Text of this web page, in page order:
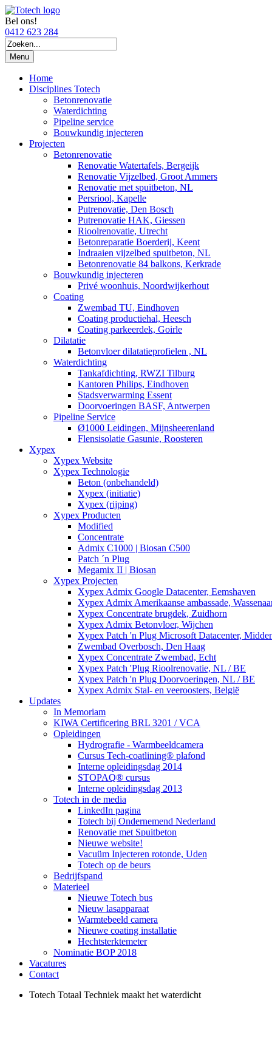
Bel ons!
0412 623 284
Menu
Home
Disciplines Totech
Betonrenovatie
Waterdichting
Pipeline service
Bouwkundig injecteren
Projecten
Betonrenovatie
Renovatie Watertafels, Bergeijk
Renovatie Vijzelbed, Groot Ammers
Renovatie met spuitbeton, NL
Persriool, Kapelle
Putrenovatie, Den Bosch
Putrenovatie HAK, Giessen
Rioolrenovatie, Utrecht
Betonreparatie Boerderij, Keent
Indraaien vijzelbed spuitbeton, NL
Betonrenovatie 84 balkons, Kerkrade
Bouwkundig injecteren
Privé woonhuis, Noordwijkerhout
Coating
Zwembad TU, Eindhoven
Coating productiehal, Heesch
Coating parkeerdek, Goirle
Dilatatie
Betonvloer dilatatieprofielen , NL
Waterdichting
Tankafdichting, RWZI Tilburg
Kantoren Philips, Eindhoven
Stadsverwarming Essent
Doorvoeringen BASF, Antwerpen
Pipeline Service
Ø1000 Leidingen, Mijnsheerenland
Flensisolatie Gasunie, Roosteren
Xypex
Xypex Website
Xypex Technologie
Beton (onbehandeld)
Xypex (initiatie)
Xypex (rijping)
Xypex Producten
Modified
Concentrate
Admix C1000 | Biosan C500
Patch ´n Plug
Megamix II | Biosan
Xypex Projecten
Xypex Admix Google Datacenter, Eemshaven
Xypex Admix Amerikaanse ambassade,
Xypex Concentrate brugdek, Zuidhorn
Xypex Admix Betonvloer, Wijchen
Xypex Patch 'n Plug Microsoft Datacenter,
Zwembad Overbosch, Den Haag
Xypex Concentrate Zwembad, Echt
Xypex Patch 'Plug Rioolrenovatie, NL / BE
Xypex Patch 'n Plug Doorvoeringen, NL / BE
Xypex Admix Stal- en veeroosters, België
Updates
In Memoriam
KIWA Certificering BRL 3201 / VCA
Opleidingen
Hydrografie - Warmbeeldcamera
Cursus Tech-coatlining® plafond
Interne opleidingsdag 2014
STOPAQ® cursus
Interne opleidingsdag 2013
Totech in de media
LinkedIn pagina
Totech bij Ondernemend Nederland
Renovatie met Spuitbeton
Nieuwe website!
Vacuüm Injecteren rotonde, Uden
Totech op de beurs
Bedrijfspand
Materieel
Nieuwe Totech bus
Nieuw lasapparaat
Warmtebeeld camera
Nieuwe coating installatie
Hechtsterktemeter
Nominatie BOP 2018
Vacatures
Contact
Totech Totaal Techniek maakt het waterdicht